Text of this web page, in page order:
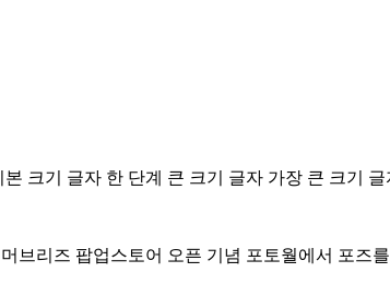
본 크기 글자 한 단계 큰 크기 글자 가장 큰 크기 글
리즈 팝업스토어 오픈 기념 포토월에서 포즈